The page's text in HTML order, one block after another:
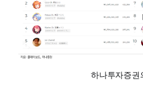
하나투자증권